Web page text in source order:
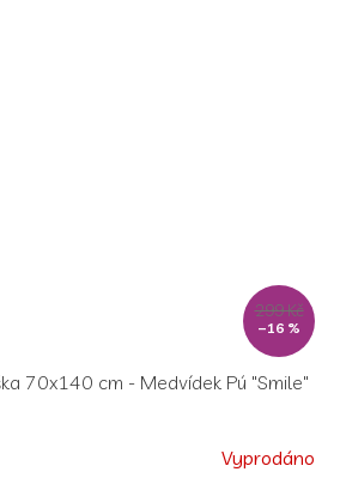
299 Kč
–16 %
70x140 cm - Medvídek Pú "Smile"
Vyprodáno